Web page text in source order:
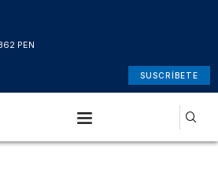
PEN
SUSCRÍBETE